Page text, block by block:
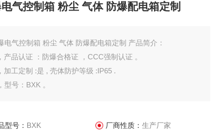
电气控制箱 粉尘 气体 防爆配电箱定制
防爆电气控制箱 粉尘 气体 防爆配电箱定制 产品简介：
A ，产品认证 ：防爆合格证 ，CCC强制认证 。
加工定制 :是 , 壳体防护等级 :IP65 .
型号：BXK 。
型号： BXK 厂商性质： 生产厂家